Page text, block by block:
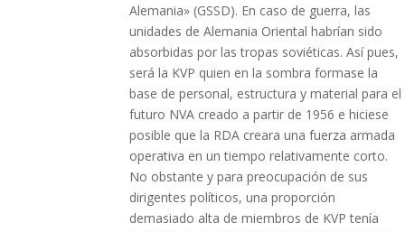
Alemania» (GSSD). En caso de guerra, las
unidades de Alemania Oriental habrían sido
absorbidas por las tropas soviéticas. Así pues,
será la KVP quien en la sombra formase la
base de personal, estructura y material para el
futuro NVA creado a partir de 1956 e hiciese
posible que la RDA creara una fuerza armada
operativa en un tiempo relativamente corto.
No obstante y para preocupación de sus
dirigentes políticos, una proporción
demasiado alta de miembros de KVP tenía